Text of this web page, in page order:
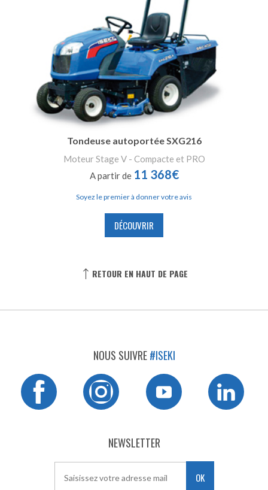
Tondeuse autoportée SXG216
Moteur Stage V - Compacte et PRO
A partir de 11 368€
Soyez le premier à donner votre avis
DÉCOUVRIR
RETOUR EN HAUT DE PAGE
NOUS SUIVRE#ISEKI
NEWSLETTER
OK